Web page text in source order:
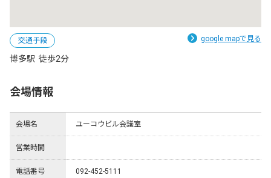
google mapで見る
交通手段
博多駅  徒歩2分
会場情報
会場名 ユーコウビル会議室
営業時間
電話番号 092-452-5111